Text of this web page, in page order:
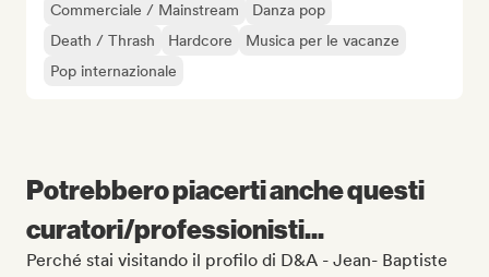
Commerciale / Mainstream
Danza pop
Death / Thrash
Hardcore
Musica per le vacanze
Pop internazionale
Potrebbero piacerti anche questi
curatori/professionisti...
Perché stai visitando il profilo di D&A - Jean- Baptiste